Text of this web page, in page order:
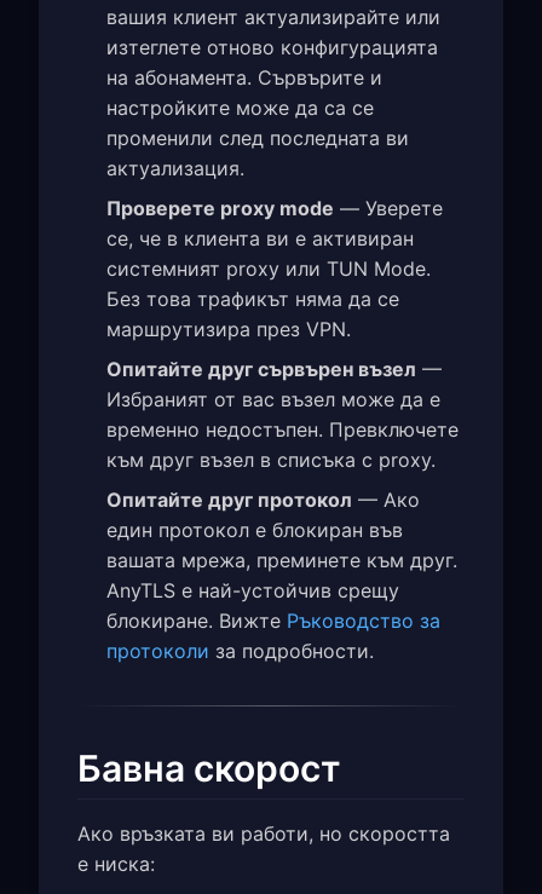
вашия клиент актуализирайте или
изтеглете отново конфигурацията
на абонамента. Сървърите и
настройките може да са се
променили след последната ви
актуализация.
Проверете proxy mode — Уверете
се, че в клиента ви е активиран
системният proxy или TUN Mode.
Без това трафикът няма да се
маршрутизира през VPN.
Опитайте друг сървърен възел —
Избраният от вас възел може да е
временно недостъпен. Превключете
към друг възел в списъка с proxy.
Опитайте друг протокол — Ако
един протокол е блокиран във
вашата мрежа, преминете към друг.
AnyTLS е най-устойчив срещу
блокиране. Вижте Ръководство за
протоколи за подробности.
Бавна скорост
Ако връзката ви работи, но скоростта
е ниска: